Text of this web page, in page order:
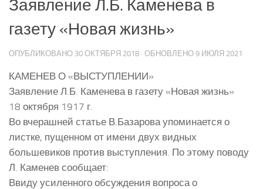
Заявление Л.Б. Каменева в
газету «Новая жизнь»
ОПУБЛИКОВАНО 30 ОКТЯБРЯ 2018 · ОБНОВЛЕНО 9 ИЮЛЯ 2021
КАМЕНЕВ О «ВЫСТУПЛЕНИИ»
Заявление Л.Б. Каменева в газету «Новая жизнь»
18 октября 1917 г.
Во вчерашней статье В.Базарова упоминается о
листке, пущенном от имени двух видных
большевиков против выступления. По этому поводу
Л. Каменев сообщает:
Ввиду усиленного обсуждения вопроса о